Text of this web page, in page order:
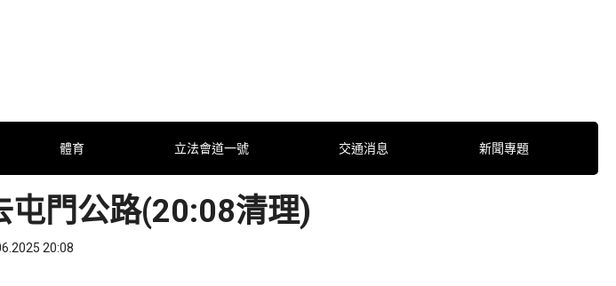
體育 立法會道一號 交通消息 新聞專題
屯門公路(20:08清理)
20:08